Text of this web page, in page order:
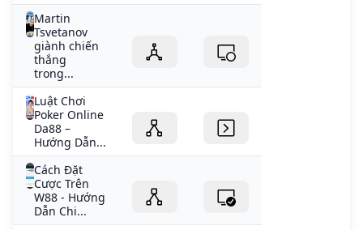
Martin
Tsvetanov
giành chiến
thắng
trong...
Luật Chơi
Poker Online
Da88 –
Hướng Dẫn...
Cách Đặt
Cược Trên
W88 - Hướng
Dẫn Chi...